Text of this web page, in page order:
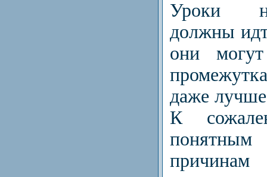
Уроки
должны
они
даже
К